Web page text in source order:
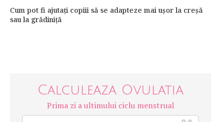
Cum pot fi ajutați copiii să se adapteze mai ușor la creșă
sau la grădiniță
Calculeaza Ovulatia
Prima zi a ultimului ciclu menstrual